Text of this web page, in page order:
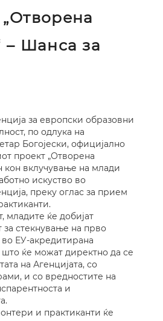
– Шанса за
за европски образовни
по одлука на
Богојески, официјално
проект „Отворена
кон вклучување на млади
искуство во
преку оглас за прием
младите ќе добијат
за стекнување на прво
во ЕУ-акредитирана
што ќе можат директно да се
на Агенцијата, со
и со вредностите на
и
и практиканти ќе